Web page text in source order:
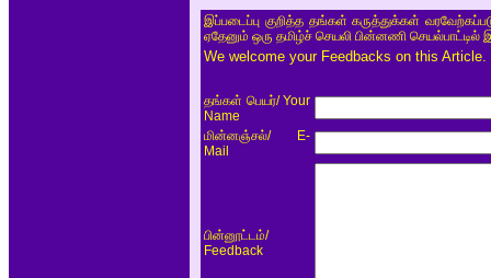
இப்படைப்பு குறித்த தங்கள் கருத்துக்கள்
ஏதேனும் ஒரு தமிழ்ச் செயலி பின்னணி
We welcome your Feedbacks on this
தங்கள் பெயர்/ Your
Name
மின்னஞ்சல்/ E-
Mail
பின்னூட்டம்/
Feedback